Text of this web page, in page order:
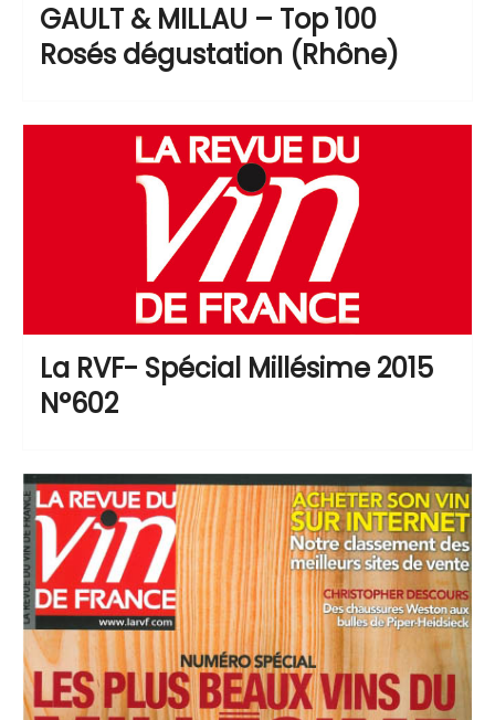
GAULT & MILLAU – Top 100
Rosés dégustation (Rhône)
La RVF- Spécial Millésime 2015
N°602